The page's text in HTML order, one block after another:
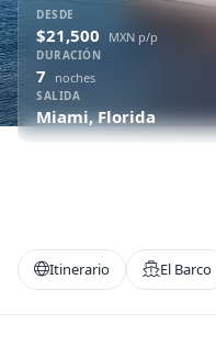
México
SERVICIOS
DESDE
$21,500 MXN p/p
DURACIÓN
7 noches
SALIDA
Miami, Florida
Itinerario El Barco